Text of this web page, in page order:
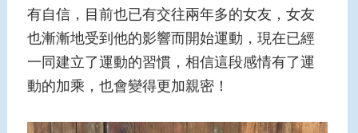
有自信，目前也已有交往兩年多的女友，女友
也漸漸地受到他的影響而開始運動，現在已經
一同建立了運動的習慣，相信這段感情有了運
動的加乘，也會變得更加親密！